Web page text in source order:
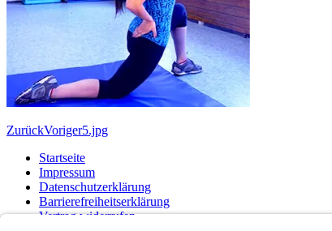
ZurückVoriger5.jpg
Startseite
Impressum
Datenschutzerklärung
Barrierefreiheitserklärung
Vertrag widerrufen